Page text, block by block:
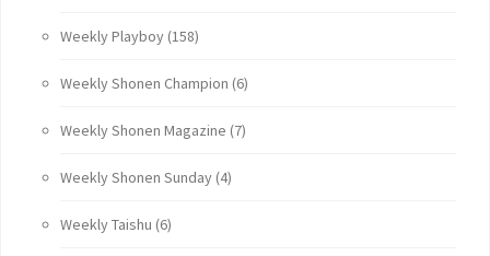
Weekly Playboy (158)
Weekly Shonen Champion (6)
Weekly Shonen Magazine (7)
Weekly Shonen Sunday (4)
Weekly Taishu (6)